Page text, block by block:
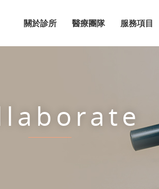
關於診所 醫療團隊 服務項目